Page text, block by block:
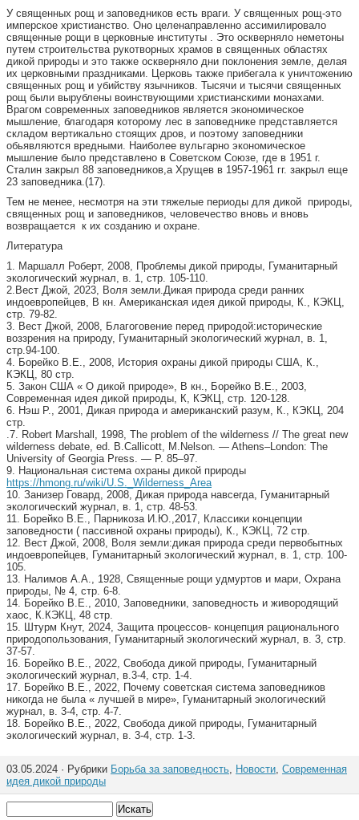
У священных рощ и заповедников есть враги. У священных рощ-это
имперское христианство. Оно целенаправленно ассимилировало
священные рощи в церковные институты . Это оскверняло неметоны
путем строительства рукотворных храмов в священных областях
дикой природы и это также оскверняло дни поклонения земле, делая
их церковными праздниками. Церковь также прибегала к уничтожению
священных рощ и убийству язычников. Тысячи и тысячи священных
рощ были вырублены воинствующими христианскими монахами.
Врагом современных заповедников является экономическое
мышление, благодаря которому лес в заповеднике представляется
складом вертикально стоящих дров, и поэтому заповедники
обьявляются вредными. Наиболее вульгарно экономическое
мышление было представлено в Советском Союзе, где в 1951 г.
Сталин закрыл 88 заповедников,а Хрущев в 1957-1961 гг. закрыл еще
23 заповедника.(17).
Тем не менее, несмотря на эти тяжелые периоды для дикой природы,
священных рощ и заповедников, человечество вновь и вновь
возвращается к их созданию и охране.
Литература
1. Маршалл Роберт, 2008, Проблемы дикой природы, Гуманитарный
экологический журнал, в. 1, стр. 105-110.
2.Вест Джой, 2023, Воля земли.Дикая природа среди ранних
индоевропейцев, В кн. Американская идея дикой природы, К., КЭКЦ,
стр. 79-82.
3. Вест Джой, 2008, Благоговение перед природой:исторические
воззрения на природу, Гуманитарный экологический журнал, в. 1,
стр.94-100.
4. Борейко В.Е., 2008, История охраны дикой природы США, К.,
КЭКЦ, 80 стр.
5. Закон США « О дикой природе», В кн., Борейко В.Е., 2003,
Современная идея дикой природы, К, КЭКЦ, стр. 120-128.
6. Нэш Р., 2001, Дикая природа и американский разум, К., КЭКЦ, 204
стр.
.7. Robert Marshall, 1998, The problem of the wilderness // The great new
wilderness debate, ed. B.Callicott, M.Nelson. — Athens–London: The
University of Georgia Press. — Р. 85–97.
9. Национальная система охраны дикой природы
https://hmong.ru/wiki/U.S._Wilderness_Area
10. Занизер Говард, 2008, Дикая природа навсегда, Гуманитарный
экологический журнал, в. 1, стр. 48-53.
11. Борейко В.Е., Парникоза И.Ю.,2017, Классики концепции
заповедности ( пассивной охраны природы), К., КЭКЦ, 72 стр.
12. Вест Джой, 2008, Воля земли:дикая природа среди первобытных
индоевропейцев, Гуманитарный экологический журнал, в. 1, стр. 100-
105.
13. Налимов А.А., 1928, Священные рощи удмуртов и мари, Охрана
природы, № 4, стр. 6-8.
14. Борейко В.Е., 2010, Заповедники, заповедность и живородящий
хаос, К.КЭКЦ, 48 стр.
15. Штурм Кнут, 2024, Защита процессов- концепция рационального
природопользования, Гуманитарный экологический журнал, в. 3, стр.
37-57.
16. Борейко В.Е., 2022, Свобода дикой природы, Гуманитарный
экологический журнал, в.3-4, стр. 1-4.
17. Борейко В.Е., 2022, Почему советская система заповедников
никогда не была « лучшей в мире», Гуманитарный экологический
журнал, в. 3-4, стр. 4-7.
18. Борейко В.Е., 2022, Свобода дикой природы, Гуманитарный
экологический журнал, в. 3-4, стр. 1-3.
03.05.2024 · Рубрики Борьба за заповедность, Новости, Современная
идея дикой природы